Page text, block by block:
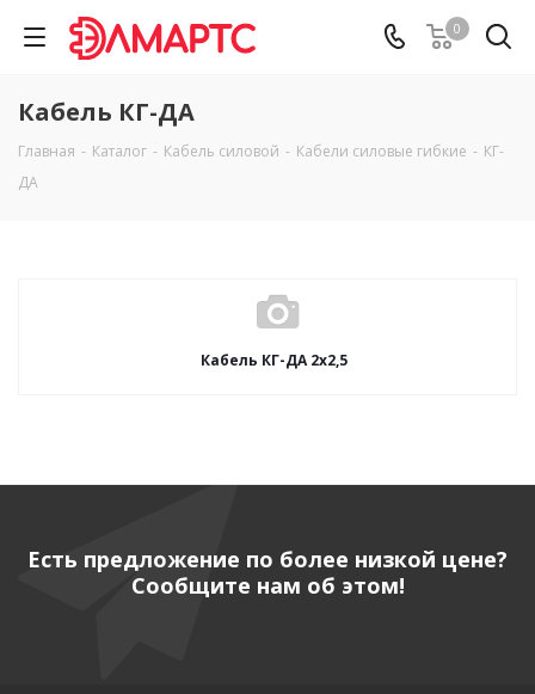
0
Кабель КГ-ДА
Главная - Каталог - Кабель силовой - Кабели силовые гибкие - КГ-
ДА
Кабель КГ-ДА 2х2,5
Есть предложение по более низкой цене?
Сообщите нам об этом!